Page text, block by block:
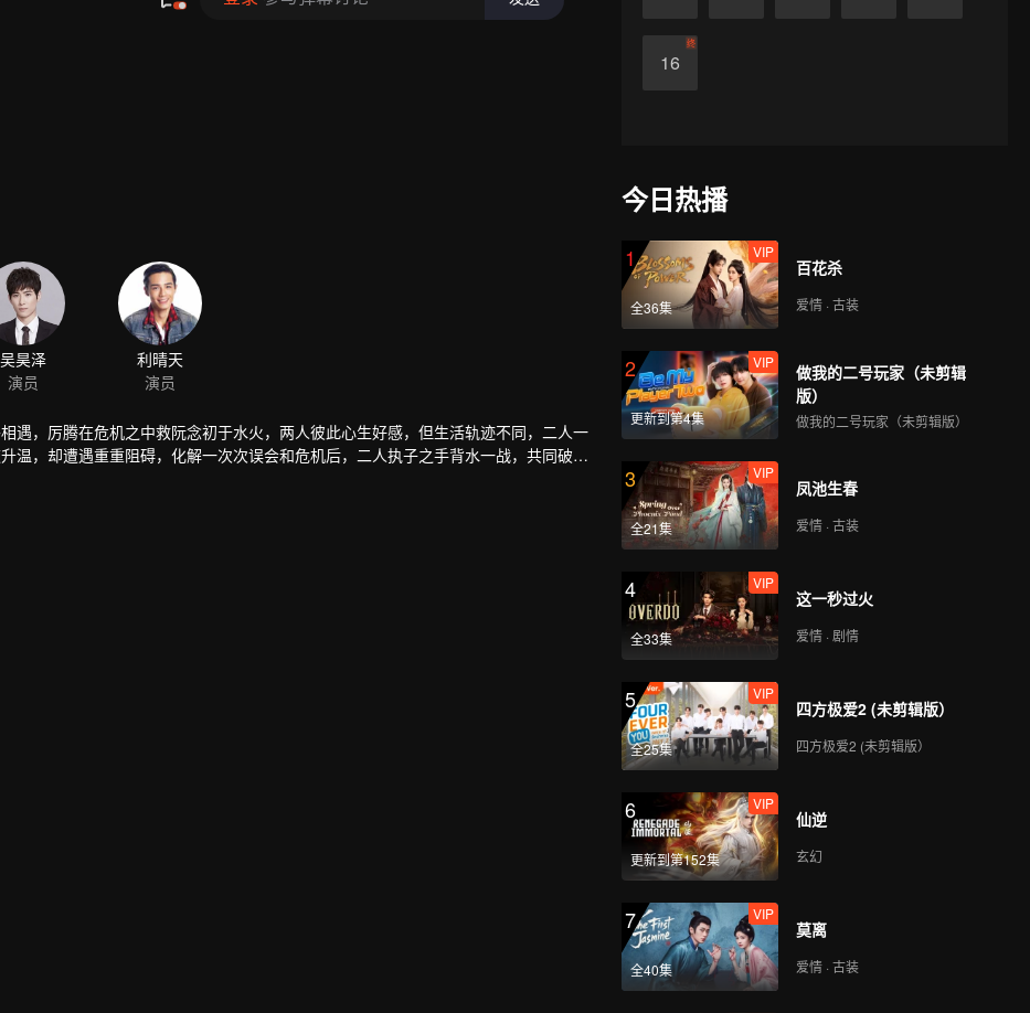
16
终
遇，厉腾在危机之中救阮念初于水火，两人彼此心生好感，但生活轨迹不同，二人一
温，却遭遇重重阻碍，化解一次次误会和危机后，二人执子之手背水一战，共同破解
今日热播
1
全36集
VIP
百花杀
爱情 · 古装
2
更新到第4集
VIP
做我的二号玩家（未剪辑
版）
做我的二号玩家（未剪辑版）
3
全21集
VIP
凤池生春
爱情 · 古装
4
全33集
VIP
这一秒过火
爱情 · 剧情
5
全25集
VIP
四方极爱2 (未剪辑版）
四方极爱2 (未剪辑版）
6
更新到第152集
VIP
仙逆
玄幻
7
全40集
VIP
莫离
爱情 · 古装